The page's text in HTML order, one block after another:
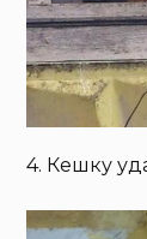
4. Кешку